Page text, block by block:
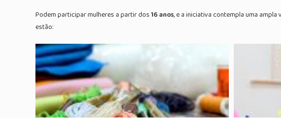
Podem participar mulheres a partir dos16 anos, e a iniciativa contempla uma
estão: